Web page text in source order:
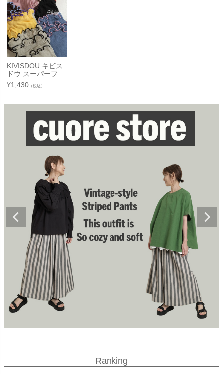
KIVISDOU キビス
ドウ スーパーフ...
¥1,430 （税込）
Ranking